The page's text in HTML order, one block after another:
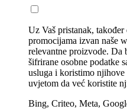
Uz Vaš pristanak,
promocijama izvan naše
relevantne proizvode. Da
šifrirane osobne podatke
usluga i koristimo njihove
uvjetom da već koristite
Bing, Criteo, Meta,